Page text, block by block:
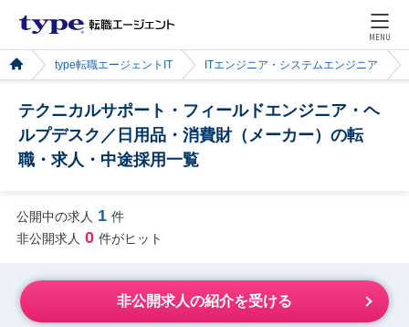
MENU
type転職エージェントIT ITエンジニア・システムエンジニア
テクニカルサポート・フィールドエンジニア・ヘ
ルプデスク／日用品・消費財（メーカー）の転
職・求人・中途採用一覧
公開中の求人 1 件
非公開求人 0 件がヒット
非公開求人の紹介を受ける